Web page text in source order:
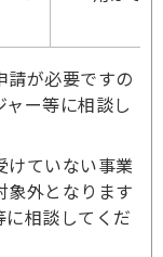
請が必要ですの
ー等に相談し
けていない事業
象外となります
相談してくだ